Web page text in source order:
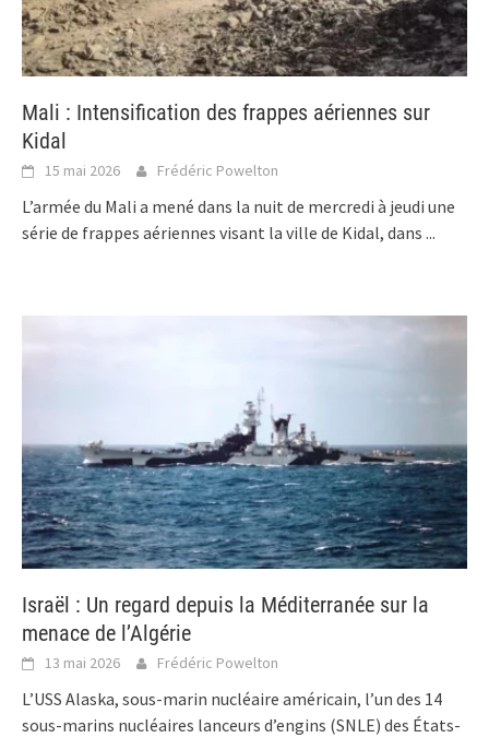
Mali : Intensification des frappes aériennes sur
Kidal
15 mai 2026 Frédéric Powelton
L’armée du Mali a mené dans la nuit de mercredi à jeudi une
série de frappes aériennes visant la ville de Kidal, dans ...
Israël : Un regard depuis la Méditerranée sur la
menace de l’Algérie
13 mai 2026 Frédéric Powelton
L’USS Alaska, sous-marin nucléaire américain, l’un des 14
sous-marins nucléaires lanceurs d’engins (SNLE) des États-